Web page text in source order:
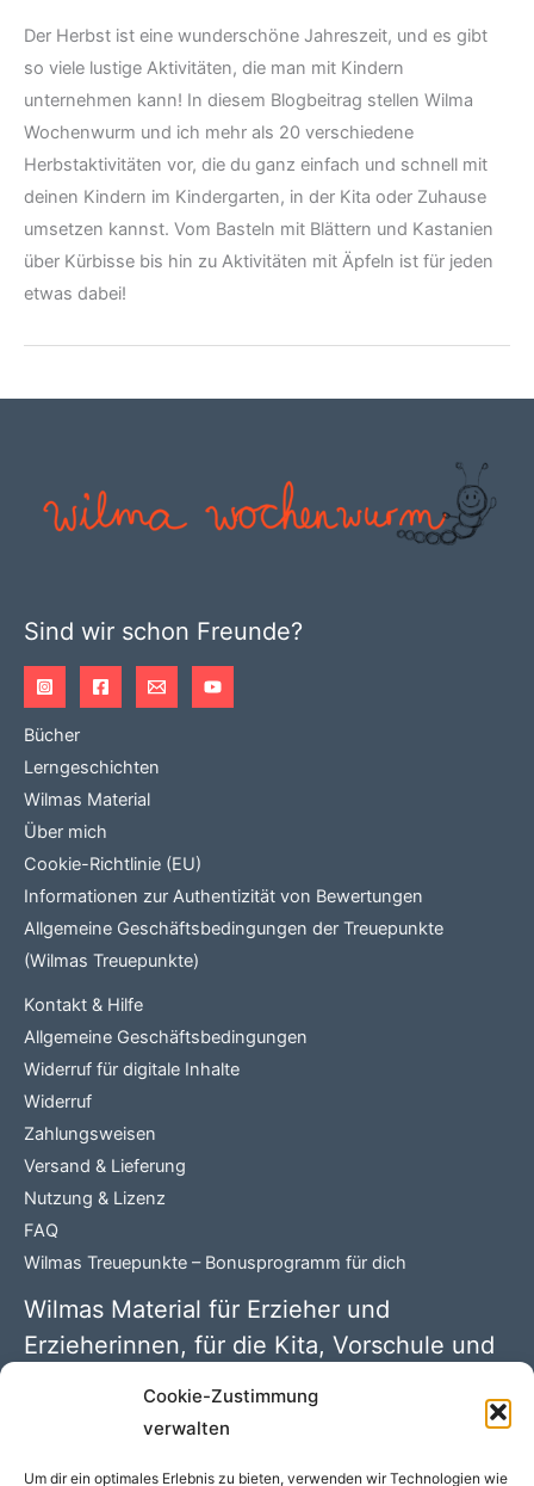
Cookie-Zustimmung
verwalten
Um dir ein optimales Erlebnis zu bieten, verwenden wir Technologien wie
Der Herbst ist eine wunderschöne Jahreszeit, und es gibt
so viele lustige Aktivitäten, die man mit Kindern
unternehmen kann! In diesem Blogbeitrag stellen Wilma
Wochenwurm und ich mehr als 20 verschiedene
Herbstaktivitäten vor, die du ganz einfach und schnell mit
deinen Kindern im Kindergarten, in der Kita oder Zuhause
umsetzen kannst. Vom Basteln mit Blättern und Kastanien
über Kürbisse bis hin zu Aktivitäten mit Äpfeln ist für jeden
etwas dabei!
Sind wir schon Freunde?
Bücher
Lerngeschichten
Wilmas Material
Über mich
Cookie-Richtlinie (EU)
Informationen zur Authentizität von Bewertungen
Allgemeine Geschäftsbedingungen der Treuepunkte
(Wilmas Treuepunkte)
Kontakt & Hilfe
Allgemeine Geschäftsbedingungen
Widerruf für digitale Inhalte
Widerruf
Zahlungsweisen
Versand & Lieferung
Nutzung & Lizenz
FAQ
Wilmas Treuepunkte – Bonusprogramm für dich
Wilmas Material für Erzieher und
Erzieherinnen, für die Kita, Vorschule und
Wilma Wochenwurm PDFs mit 100 kreativen Kindergarten